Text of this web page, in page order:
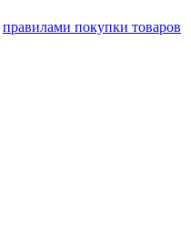
правилами покупки товаров